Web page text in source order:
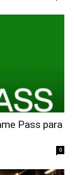
Pass para
0